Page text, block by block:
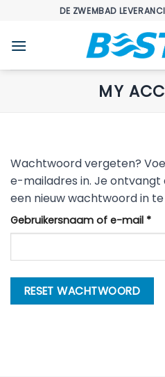
inhoud
DE ZWEMBAD
MY
Wachtwoord vergeten?
e-mailadres in. Je ontvangt
een nieuw wachtwoord in
Gebruikersnaam of e-mail *
RESET WACHTWOORD